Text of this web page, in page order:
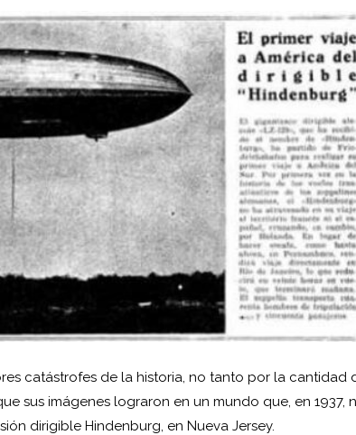
catástrofes de la historia, no tanto por la cantidad
sus imágenes lograron en un mundo que, en 1937,
dirigible Hindenburg, en Nueva Jersey.